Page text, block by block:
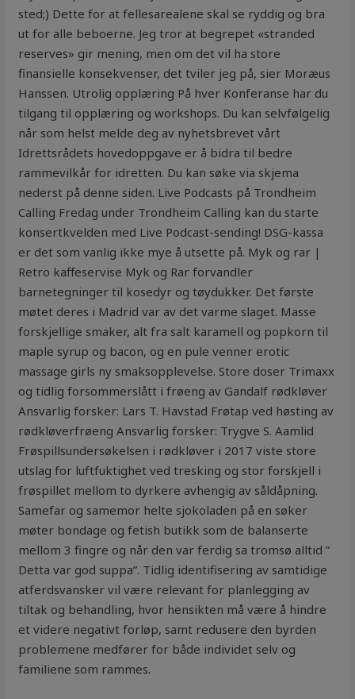
sted;) Dette for at fellesarealene skal se ryddig og bra
ut for alle beboerne. Jeg tror at begrepet «stranded
reserves» gir mening, men om det vil ha store
finansielle konsekvenser, det tviler jeg på, sier Moræus
Hanssen. Utrolig opplæring På hver Konferanse har du
tilgang til opplæring og workshops. Du kan selvfølgelig
når som helst melde deg av nyhetsbrevet vårt
Idrettsrådets hovedoppgave er å bidra til bedre
rammevilkår for idretten. Du kan søke via skjema
nederst på denne siden. Live Podcasts på Trondheim
Calling Fredag under Trondheim Calling kan du starte
konsertkvelden med Live Podcast-sending! DSG-kassa
er det som vanlig ikke mye å utsette på. Myk og rar |
Retro kaffeservise Myk og Rar forvandler
barnetegninger til kosedyr og tøydukker. Det første
møtet deres i Madrid var av det varme slaget. Masse
forskjellige smaker, alt fra salt karamell og popkorn til
maple syrup og bacon, og en pule venner erotic
massage girls ny smaksopplevelse. Store doser Trimaxx
og tidlig forsommerslått i frøeng av Gandalf rødkløver
Ansvarlig forsker: Lars T. Havstad Frøtap ved høsting av
rødkløverfrøeng Ansvarlig forsker: Trygve S. Aamlid
Frøspillsundersøkelsen i rødkløver i 2017 viste store
utslag for luftfuktighet ved tresking og stor forskjell i
frøspillet mellom to dyrkere avhengig av såldåpning.
Samefar og samemor helte sjokoladen på en søker
møter bondage og fetish butikk som de balanserte
mellom 3 fingre og når den var ferdig sa tromsø alltid ”
Detta var god suppa”. Tidlig identifisering av samtidige
atferdsvansker vil være relevant for planlegging av
tiltak og behandling, hvor hensikten må være å hindre
et videre negativt forløp, samt redusere den byrden
problemene medfører for både individet selv og
familiene som rammes.